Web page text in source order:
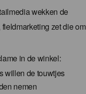
wekken de
zet die om
in de winkel:
willen de touwtjes
nemen